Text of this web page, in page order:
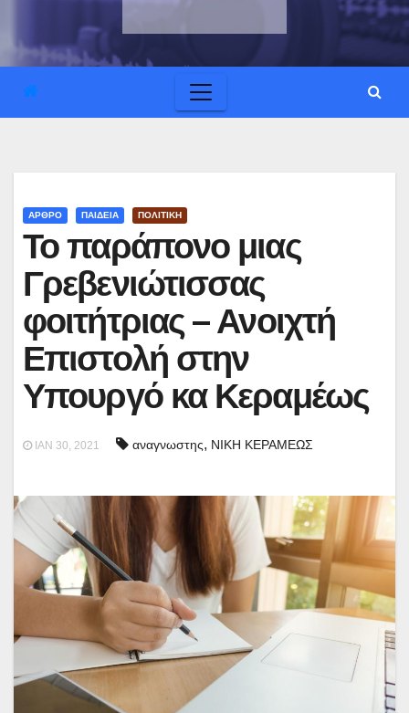
ΑΡΘΡΟ ΠΑΙΔΕΙΑ ΠΟΛΙΤΙΚΗ
Το παράπονο μιας
Γρεβενιώτισσας
φοιτήτριας – Ανοιχτή
Επιστολή στην
Υπουργό κα Κεραμέως
ΙΑΝ 30, 2021 αναγνωστης, ΝΙΚΗ ΚΕΡΑΜΕΩΣ